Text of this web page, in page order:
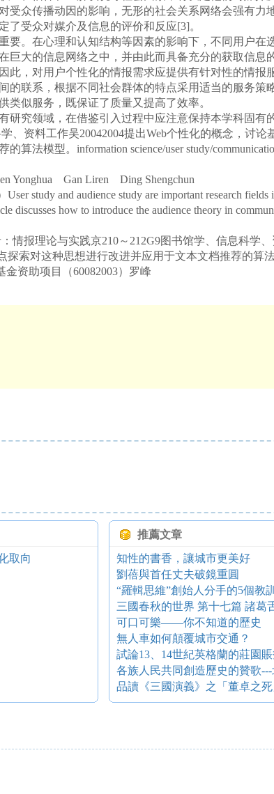
受众传播动因的影响，无形的社会关系网络会强有力
受众对媒介及信息的评价和反应[3]。
。在心理和认知结构等因素的影响下，不同用户在
巨大的信息网络之中，并由此而具备充分的获取信息
此，对用户个性化的情报需求应提供有针对性的情报
的联系，根据不同社会群体的特点采用适当的服务策
似服务，既保证了质量又提高了效率。
究领域，在借鉴引入过程中应注意保持本学科固有
、资料工作吴20042004提出Web个性化的概念，讨
法模型。information science/user study/
Yonghua Gan Liren Ding Shengchun
study and audience study are important research fields
discusses how to introduce the audience theory in
报理论与实践京210～212G9图书馆学、信息科学
索对这种思想进行改进并应用于文本文档推荐的算法
金资助项目（60082003）罗峰
取向
推薦文章
知性的書香，讓城市更美好
劉蓓與首任丈夫破鏡重圓
“羅輯思維”創始人分手的5個教
三國春秋的世界 第十七篇 諸葛
可口可樂——你不知道的歷史
無人車如何顛覆城市交通？
試論13、14世紀英格蘭的莊園
各族人民共同創造歷史的贊歌
品讀《三國演義》之「董卓之死